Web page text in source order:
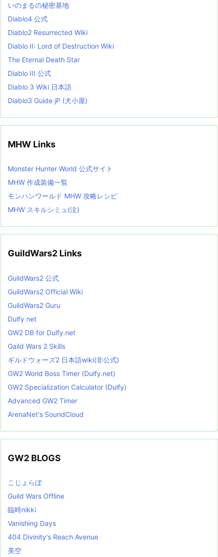
i
s
t
いのまるの秘密基地
Diablo4 公式
Diablo2 Resurrected Wiki
Diablo II: Lord of Destruction Wiki
The Eternal Death Star
Diablo III 公式
Diablo 3 Wiki 日本語
Diablo3 Guide jP (犬小屋)
MHW Links
Monster Hunter World 公式サイト
MHW 作成装備一覧
モンハンワールド MHW 攻略レシピ
MHW スキルシミュ(泣)
GuildWars2 Links
GuildWars2 公式
GuildWars2 Official Wiki
GuildWars2 Guru
Dulfy net
GW2 DB for Dulfy.net
Gaild Wars 2 Skills
ギルドウォーズ2 日本語wiki(非公式)
GW2 World Boss Timer (Dulfy.net)
GW2 Specialization Calculator (Dulfy)
Advanced GW2 Timer
ArenaNet's SoundCloud
GW2 BLOGS
こじょらぼ
Guild Wars Offline
臨時nikki
Vanishing Days
404 Divinity's Reach Avenue
美空